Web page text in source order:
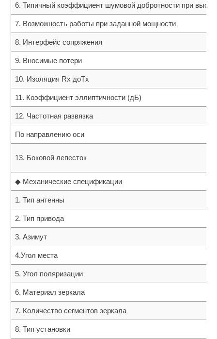
6. Типичный коэффициент шумовой добротности при
7. Возможность работы при заданной мощности
8. Интерфейс сопряжения
9. Вносимые потери
10. Изоляция Rx доTx
11. Коэффициент эллиптичности (дБ)
12. Частотная развязка
По направлению оси
13. Боковой лепесток
◆ Механические спецификации
1. Тип антенны
2. Тип привода
3. Азимут
4.Угол места
5. Угол поляризации
6. Материал зеркала
7. Количество сегментов зеркала
8. Тип установки